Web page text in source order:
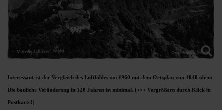
Interessant ist der Vergleich des Luftbildes um 1960 mit dem Ortsplan von 1840 oben:
Die bauliche Veränderung in 120 Jahren ist minimal. (>>> Vergrößern durch Klick in
Postkarte!)